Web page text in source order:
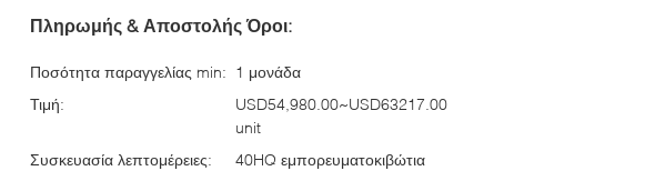
Πληρωμής & Αποστολής Όροι:
Ποσότητα παραγγελίας min: 1 μονάδα
Τιμή:
USD54,980.00~USD63217.00
unit
Συσκευασία λεπτομέρειες:
40HQ εμπορευματοκιβώτια